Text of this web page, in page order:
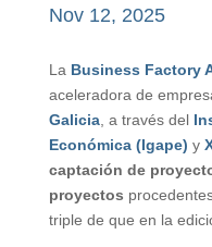
Nov 12, 2025
La Business Factory
aceleradora de
Galicia, a través del
Económica (Igape) y
captación de
proyectos
triple de que en la